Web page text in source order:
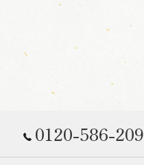
0120-586-209